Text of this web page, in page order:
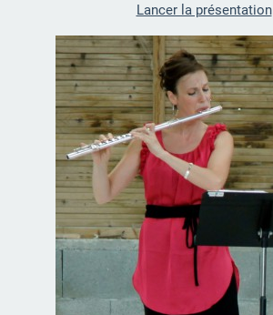
Lancer la présentation